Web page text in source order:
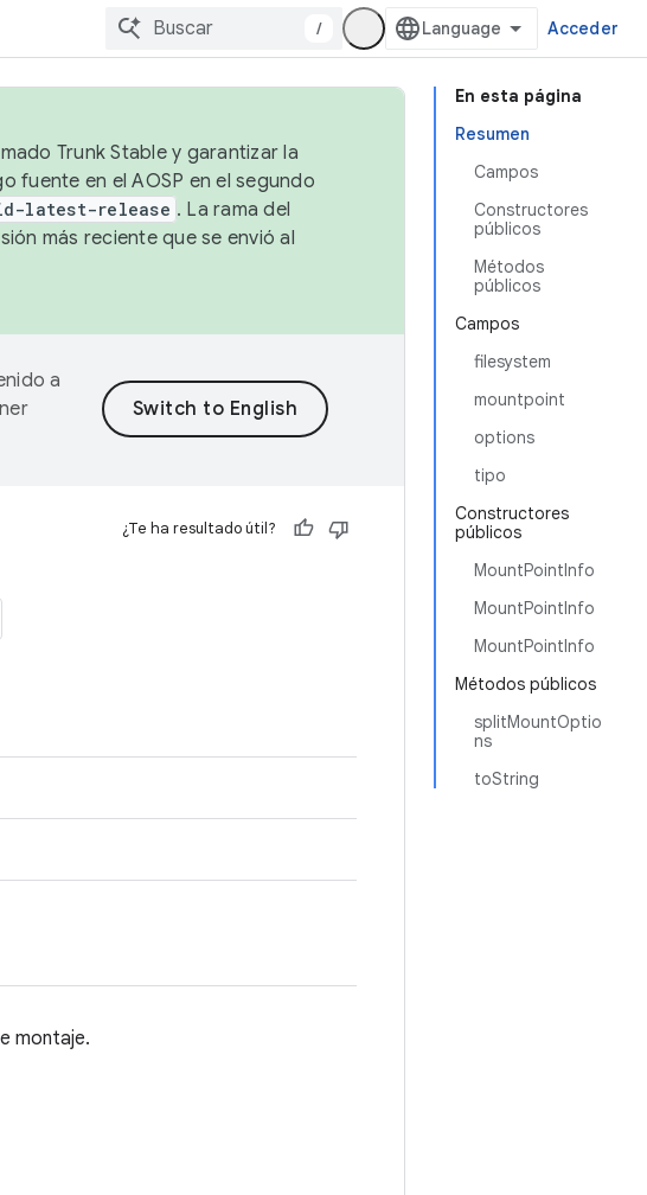
/ Acceder
En esta página
Resumen
Campos
Constructores
públicos
Métodos
públicos
Campos
filesystem
mountpoint
options
tipo
Constructores
públicos
MountPointInfo
MountPointInfo
MountPointInfo
Métodos públicos
splitMountOptio
ns
toString
Trunk Stable y garantizar la
fuente en el AOSP en el segundo
latest-release . La rama del
más reciente que se envió al
a
¿Te ha resultado útil?
montaje.